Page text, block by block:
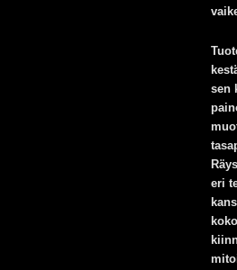
sen
eri